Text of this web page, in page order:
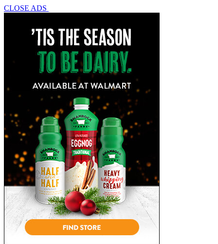
CLOSE ADS